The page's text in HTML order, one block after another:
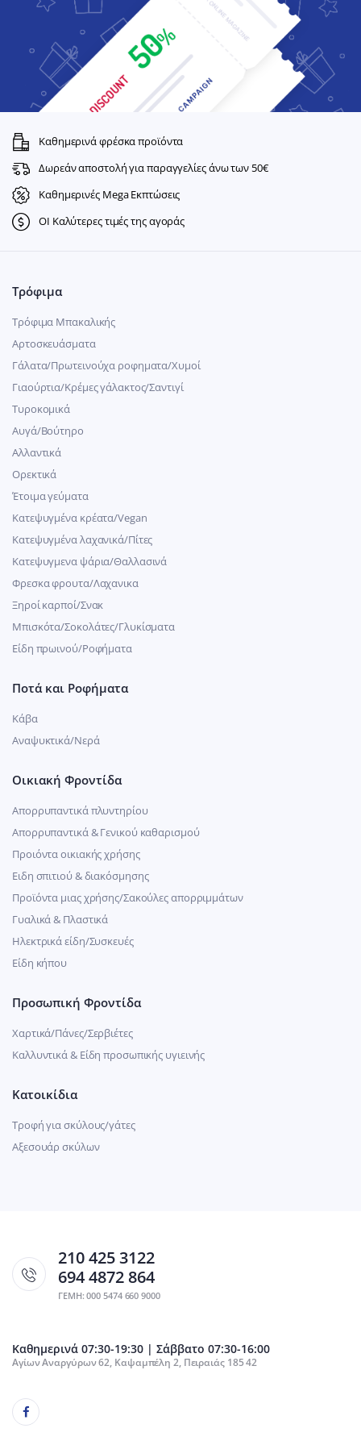
Καθημερινά φρέσκα προϊόντα
Δωρεάν αποστολή για παραγγελίες άνω των 50€
Καθημερινές Mega Εκπτώσεις
ΟΙ Καλύτερες τιμές της αγοράς
Τρόφιμα
Τρόφιμα Μπακαλικής
Αρτοσκευάσματα
Γάλατα/Πρωτεινούχα ροφηματα/Χυμοί
Γιαούρτια/Κρέμες γάλακτος/Σαντιγί
Τυροκομικά
Αυγά/Βούτηρο
Αλλαντικά
Ορεκτικά
Έτοιμα γεύματα
Κατεψυγμένα κρέατα/Vegan
Kατεψυγμένα λαχανικά/Πίτες
Κατεψυγμενα ψάρια/Θαλλασινά
Φρεσκα φρουτα/Λαχανικα
Ξηροί καρποί/Σνακ
Μπισκότα/Σοκολάτες/Γλυκίσματα
Είδη πρωινού/Ροφήματα
Ποτά και Ροφήματα
Κάβα
Αναψυκτικά/Νερά
Οικιακή Φροντίδα
Απορρυπαντικά πλυντηρίου
Απορρυπαντικά & Γενικού καθαρισμού
Προιόντα οικιακής χρήσης
Ειδη σπιτιού & διακόσμησης
Προϊόντα μιας χρήσης/Σακούλες απορριμμάτων
Γυαλικά & Πλαστικά
Ηλεκτρικά είδη/Συσκευές
Είδη κήπου
Προσωπική Φροντίδα
Χαρτικά/Πάνες/Σερβιέτες
Καλλυντικά & Είδη προσωπικής υγιεινής
Κατοικίδια
Τροφή για σκύλους/γάτες
Αξεσουάρ σκύλων
210 425 3122
694 4872 864
ΓΕΜΗ: 000 5474 660 9000
Καθημερινά 07:30-19:30 | Σάββατο 07:30-16:00
Αγίων Αναργύρων 62, Καψαμπέλη 2, Πειραιάς 185 42